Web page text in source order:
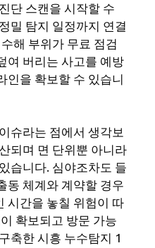
단 스캔을 시작할 수
밀 탐지 일정까지 연결
해 부위가 무료 점검
여 버리는 사고를 예방
인을 확보할 수 있습니
슈라는 점에서 생각보
되며 면 단위뿐 아니라
습니다. 심야조차도 들
동 체계와 계약할 경우
시간을 놓칠 위험이 따
확보되고 방문 가능
축한 시흥 누수탐지 1